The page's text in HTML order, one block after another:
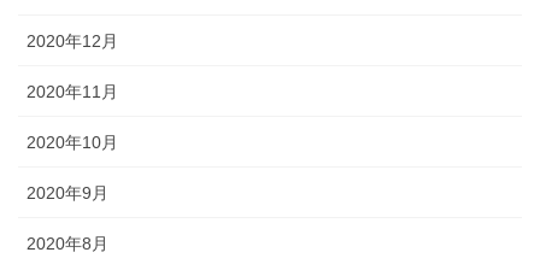
2020年12月
2020年11月
2020年10月
2020年9月
2020年8月